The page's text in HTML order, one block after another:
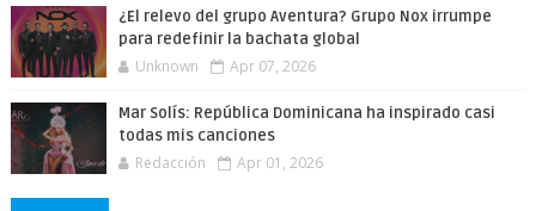
¿El relevo del grupo Aventura? Grupo Nox irrumpe
para redefinir la bachata global
Unknown Apr 07, 2026
Mar Solís: República Dominicana ha inspirado casi
todas mis canciones
Redacción Apr 01, 2026